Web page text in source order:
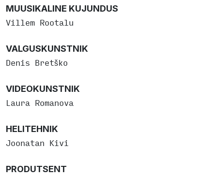
MUUSIKALINE KUJUNDUS
Villem Rootalu
VALGUSKUNSTNIK
Denis Bretško
VIDEOKUNSTNIK
Laura Romanova
HELITEHNIK
Joonatan Kivi
PRODUTSENT